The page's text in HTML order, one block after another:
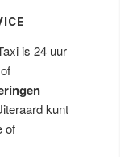
is 24 uur
kunt
of